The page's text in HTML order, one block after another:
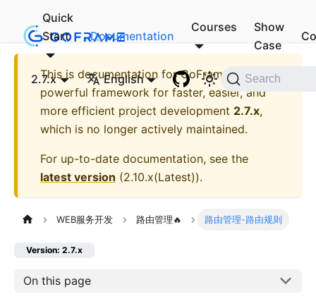
Quick
Start
Documentation
Courses
Show
Case
2.7.x English Search
This is documentation forGoFrame - A
powerful framework for faster, easier, and
more efficient project development 2.7.x,
which is no longer actively maintained.
For up-to-date documentation, see the
latest version (2.10.x(Latest)).
WEB服务开发 路由管理🔥 路由管理-路由规则
Version: 2.7.x
On this page